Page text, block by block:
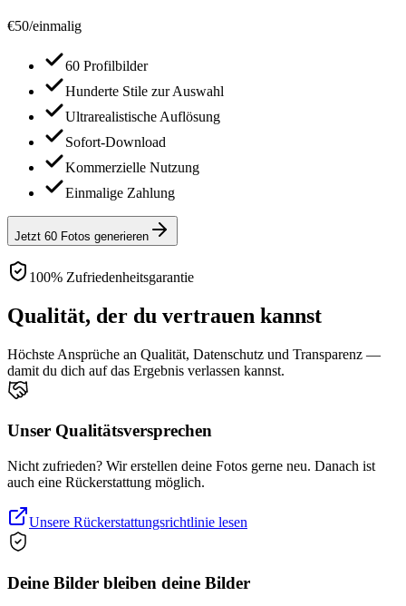
€50/einmalig
60 Profilbilder
Hunderte Stile zur Auswahl
Ultrarealistische Auflösung
Sofort-Download
Kommerzielle Nutzung
Einmalige Zahlung
Jetzt 60 Fotos generieren
100% Zufriedenheitsgarantie
Qualität, der du vertrauen kannst
Höchste Ansprüche an Qualität, Datenschutz und Transparenz —
damit du dich auf das Ergebnis verlassen kannst.
Unser Qualitätsversprechen
Nicht zufrieden? Wir erstellen deine Fotos gerne neu. Danach ist
auch eine Rückerstattung möglich.
Unsere Rückerstattungsrichtlinie lesen
Deine Bilder bleiben deine Bilder